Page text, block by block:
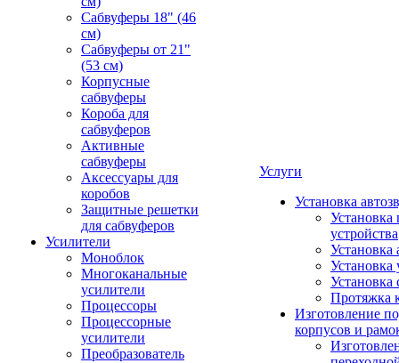
Сабвуферы 18" (46
см)
Сабвуферы от 21"
(53 см)
Корпусные
сабвуферы
Короба для
сабвуферов
Активные
сабвуферы
Аксессуары для
коробов
Защитные решетки
для сабвуферов
Усилители
Моноблок
Многоканальные
усилители
Процессоры
Процессорные
усилители
Преобразователь
Услуги
Установка
Установка
устройства
Установка
Установка
Установка
Протяжка
Изготовление
корпусов и